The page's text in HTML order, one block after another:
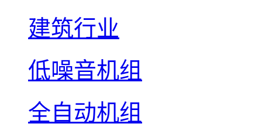
建筑行业
低噪音机组
全自动机组